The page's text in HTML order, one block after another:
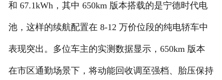
和 67.1kWh，其中 650km 版本搭载的是宁德时代电
池，这样的续航配置在 8-12 万价位段的纯电轿车中
表现突出。多位车主的实测数据显示，650km 版本
在市区通勤场景下，将动能回收调至强档、胎压保持